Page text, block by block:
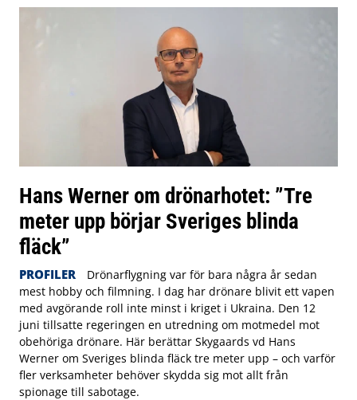
Hans Werner om drönarhotet: ”Tre
meter upp börjar Sveriges blinda
fläck”
PROFILER
Drönarflygning var för bara några år sedan
mest hobby och filmning. I dag har drönare blivit ett vapen
med avgörande roll inte minst i kriget i Ukraina. Den 12
juni tillsatte regeringen en utredning om motmedel mot
obehöriga drönare. Här berättar Skygaards vd Hans
Werner om Sveriges blinda fläck tre meter upp – och varför
fler verksamheter behöver skydda sig mot allt från
spionage till sabotage.